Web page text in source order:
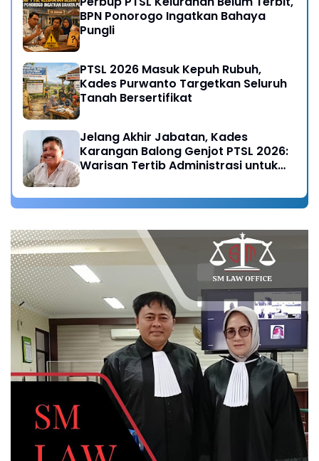
BPN Ponorogo Ingatkan Bahaya
Pungli
PTSL 2026 Masuk Kepuh Rubuh,
Kades Purwanto Targetkan Seluruh
Tanah Bersertifikat
Jelang Akhir Jabatan, Kades
Karangan Balong Genjot PTSL 2026:
Warisan Tertib Administrasi untuk